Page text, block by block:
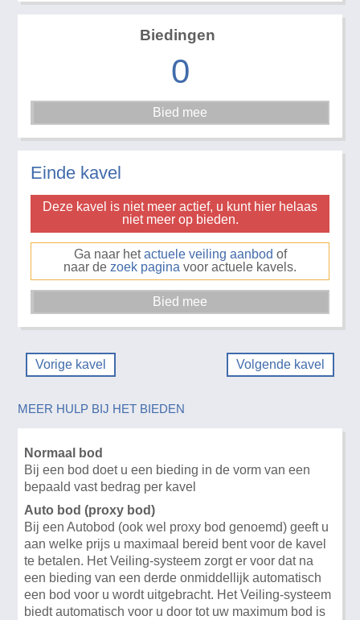
Biedingen
0
Einde kavel
Deze kavel is niet meer actief, u kunt hier helaas
niet meer op bieden.
Ga naar hetactuele veiling aanbod of
naar de zoek pagina voor actuele kavels.
Vorige kavel Volgende kavel
MEER HULP BIJ HET BIEDEN
Normaal bod
Bij een bod doet u een bieding in de vorm van een
bepaald vast bedrag per kavel
Auto bod (proxy bod)
Bij een Autobod (ook wel proxy bod genoemd) geeft u
aan welke prijs u maximaal bereid bent voor de kavel
te betalen. Het Veiling-systeem zorgt er voor dat na
een bieding van een derde onmiddellijk automatisch
een bod voor u wordt uitgebracht. Het Veiling-systeem
biedt automatisch voor u door tot uw maximum bod is